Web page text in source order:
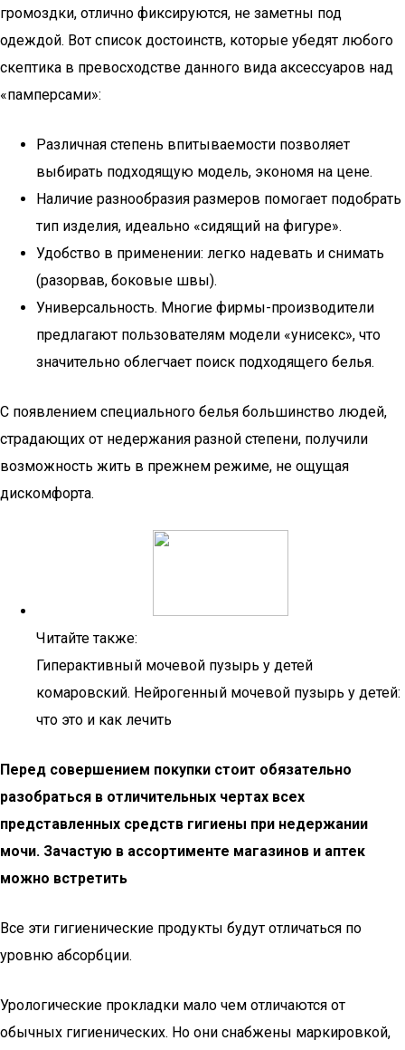
громоздки, отлично фиксируются, не заметны под
одеждой. Вот список достоинств, которые убедят любого
скептика в превосходстве данного вида аксессуаров над
«памперсами»:
Различная степень впитываемости позволяет
выбирать подходящую модель, экономя на цене.
Наличие разнообразия размеров помогает подобрать
тип изделия, идеально «сидящий на фигуре».
Удобство в применении: легко надевать и снимать
(разорвав, боковые швы).
Универсальность. Многие фирмы-производители
предлагают пользователям модели «унисекс», что
значительно облегчает поиск подходящего белья.
С появлением специального белья большинство людей,
страдающих от недержания разной степени, получили
возможность жить в прежнем режиме, не ощущая
дискомфорта.
Читайте также:
Гиперактивный мочевой пузырь у детей
комаровский. Нейрогенный мочевой пузырь у детей:
что это и как лечить
Перед совершением покупки стоит обязательно
разобраться в отличительных чертах всех
представленных средств гигиены при недержании
мочи. Зачастую в ассортименте магазинов и аптек
можно встретить
Все эти гигиенические продукты будут отличаться по
уровню абсорбции.
Урологические прокладки мало чем отличаются от
обычных гигиенических. Но они снабжены маркировкой,